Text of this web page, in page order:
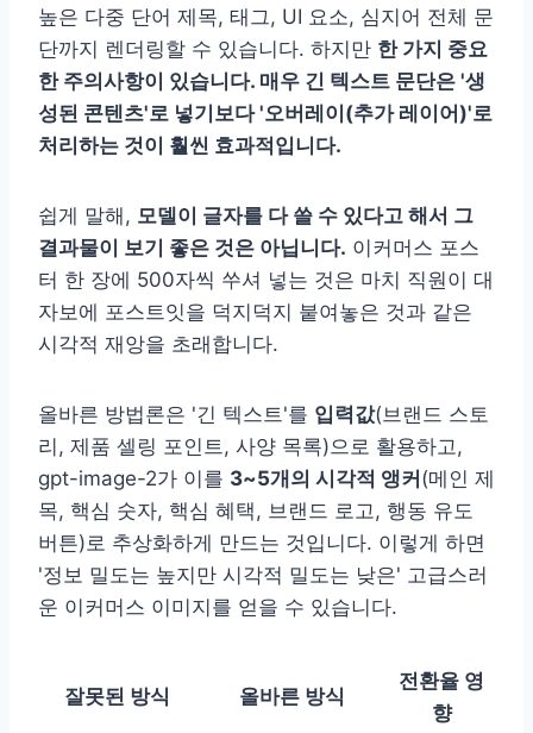
높은 다중 단어 제목, 태그, UI 요소, 심지어 전체 문
단까지 렌더링할 수 있습니다. 하지만 한 가지 중요
한 주의사항이 있습니다. 매우 긴 텍스트 문단은 '생
성된 콘텐츠'로 넣기보다 '오버레이(추가 레이어)'로
처리하는 것이 훨씬 효과적입니다.
쉽게 말해, 모델이 글자를 다 쓸 수 있다고 해서 그
결과물이 보기 좋은 것은 아닙니다. 이커머스 포스
터 한 장에 500자씩 쑤셔 넣는 것은 마치 직원이 대
자보에 포스트잇을 덕지덕지 붙여놓은 것과 같은
시각적 재앙을 초래합니다.
올바른 방법론은 '긴 텍스트'를 입력값(브랜드 스토
리, 제품 셀링 포인트, 사양 목록)으로 활용하고,
gpt-image-2가 이를 3~5개의 시각적 앵커 (메인 제
목, 핵심 숫자, 핵심 혜택, 브랜드 로고, 행동 유도
버튼)로 추상화하게 만드는 것입니다. 이렇게 하면
'정보 밀도는 높지만 시각적 밀도는 낮은' 고급스러
운 이커머스 이미지를 얻을 수 있습니다.
잘못된 방식 올바른 방식
전환율 영
향